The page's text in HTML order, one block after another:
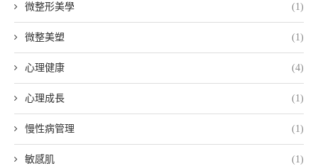
微整形美學 (1)
微整美塑 (1)
心理健康 (4)
心理成長 (1)
慢性病管理 (1)
敏感肌 (1)